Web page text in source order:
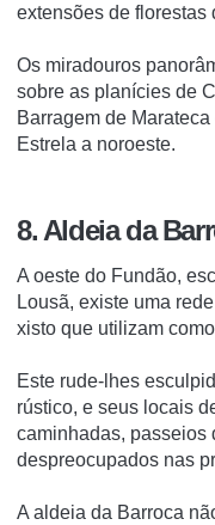
extensões de florestas
Os miradouros
sobre as planícies de
Barragem de
Estrela a noroeste.
8. Aldeia da
A oeste do Fundão,
Lousã, existe uma
xisto que utilizam
Este rude-lhes
rústico, e seus locais
caminhadas, passeios
despreocupados nas
A aldeia da Barroca